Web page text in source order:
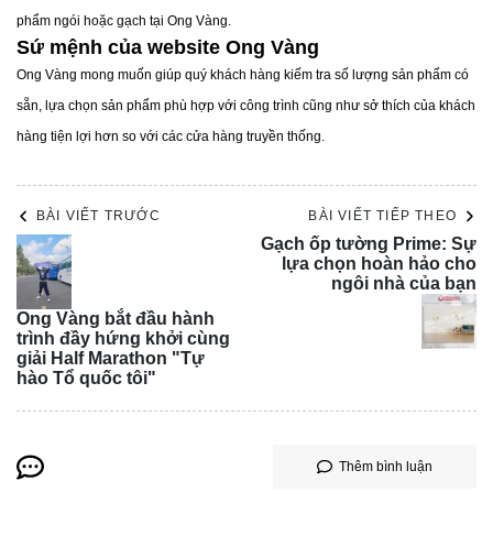
dựng hoàn thiện. Chúng tôi là nhà phân phối và cung cấp
hàng đầu vềgạch lát nền Prime. Cam kết mang đến cho
khách hàng sản phẩm chất lượng, chính hãng và đặc biệt
là với mức giá cạnh tranh trên thị trường. Quý khách có thể
liên hệ qua hotline: 0971 753 086 để biết thêm thông tin chi
tiết kiệm chi phí.
Một số hình ảnh phối cảnh gạch lát nền Prime:
phẩm ngói hoặc gạch tại Ong Vàng.
Sứ mệnh của website Ong Vàng
Ong Vàng mong muốn giúp quý khách hàng kiếm tra số lượng sản phẩm có
sẵn, lựa chọn sản phẩm phù hợp với công trình cũng như sở thích của khách
hàng tiện lợi hơn so với các cửa hàng truyền thống.
BÀI VIẾT TRƯỚC
Ong Vàng bắt đầu hành
trình đầy hứng khởi cùng
giải Half Marathon "Tự
hào Tổ quốc tôi"
BÀI VIẾT TIẾP THEO
Gạch ốp tường Prime: Sự
lựa chọn hoàn hảo cho
ngôi nhà của bạn
Thêm bình luận